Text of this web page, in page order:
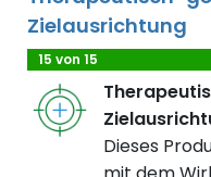
Zielausrichtung
15 von 15
Dieses